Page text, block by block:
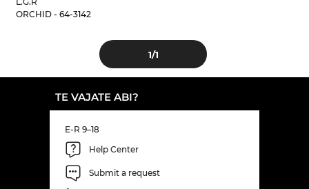
ORCHID - 64-3142
1/1
TE VAJATE ABI?
E-R 9–18
Help Center
Submit a request